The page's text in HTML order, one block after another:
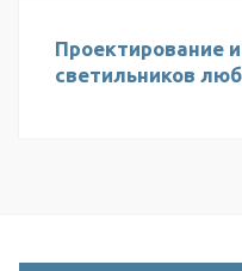
Проектирование
светильников